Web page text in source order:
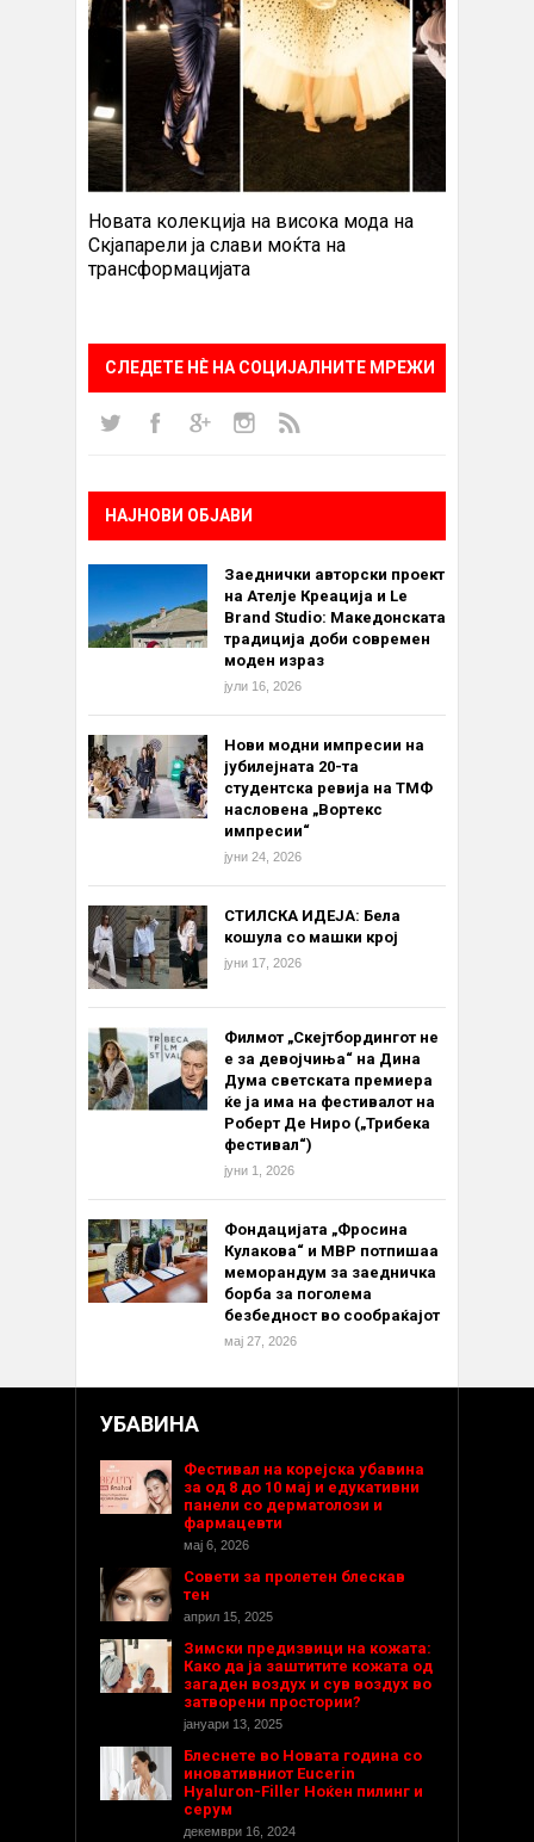
Новата колекција на висока мода на
Скјапарели ја слави моќта на
трансформацијата
СЛЕДЕТЕ НÈ НА СОЦИЈАЛНИТЕ МРЕЖИ
НАЈНОВИ ОБЈАВИ
Заеднички авторски проект
на Ателје Креација и Le
Brand Studio: Македонската
традиција доби современ
моден израз
јули 16, 2026
Нови модни импресии на
јубилејната 20-та
студентска ревија на ТМФ
насловена „Вортекс
импресии“
јуни 24, 2026
СТИЛСКА ИДЕЈА: Бела
кошула со машки крој
јуни 17, 2026
Филмот „Скејтбордингот не
е за девојчиња“ на Дина
Дума светската премиера
ќе ја има на фестивалот на
Роберт Де Ниро („Трибека
фестивал“)
јуни 1, 2026
Фондацијата „Фросина
Кулакова“ и МВР потпишаа
меморандум за заедничка
борба за поголема
безбедност во сообраќајот
мај 27, 2026
УБАВИНА
Фестивал на корејска убавина
за од 8 до 10 мај и едукативни
панели со дерматолози и
фармацевти
мај 6, 2026
Совети за пролетен блескав
тен
април 15, 2025
Зимски предизвици на кожата:
Како да ја заштитите кожата од
загаден воздух и сув воздух во
затворени простории?
јануари 13, 2025
Блеснете во Новата година со
иновативниот Eucerin
Hyaluron-Filler Ноќен пилинг и
серум
декември 16, 2024